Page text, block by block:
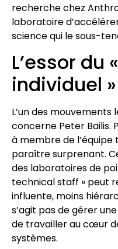
recherche chez
laboratoire
science qui le sous-
L’essor
individuel
L’un des
concerne Peter Bailis.
à membre de
paraître surprenant.
des laboratoires de
technical staff » peut
influente, moins
s’agit pas de gérer
de travailler au cœur
systèmes.